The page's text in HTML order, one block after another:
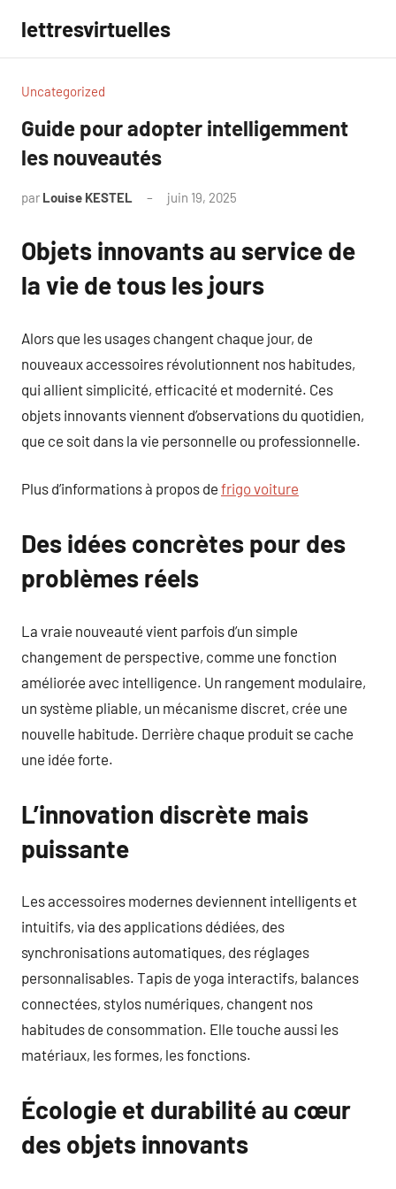
contenu
lettresvirtuelles
Uncategorized
Guide pour adopter intelligemment
les nouveautés
par Louise KESTEL juin 19, 2025
Objets innovants au service de
la vie de tous les jours
Alors que les usages changent chaque jour, de
nouveaux accessoires révolutionnent nos habitudes,
qui allient simplicité, efficacité et modernité. Ces
objets innovants viennent d’observations du quotidien,
que ce soit dans la vie personnelle ou professionnelle.
Plus d’informations à propos de frigo voiture
Des idées concrètes pour des
problèmes réels
La vraie nouveauté vient parfois d’un simple
changement de perspective, comme une fonction
améliorée avec intelligence. Un rangement modulaire,
un système pliable, un mécanisme discret, crée une
nouvelle habitude. Derrière chaque produit se cache
une idée forte.
L’innovation discrète mais
puissante
Les accessoires modernes deviennent intelligents et
intuitifs, via des applications dédiées, des
synchronisations automatiques, des réglages
personnalisables. Tapis de yoga interactifs, balances
connectées, stylos numériques, changent nos
habitudes de consommation. Elle touche aussi les
matériaux, les formes, les fonctions.
Écologie et durabilité au cœur
des objets innovants